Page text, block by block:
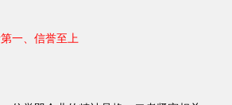
一、信誉至上